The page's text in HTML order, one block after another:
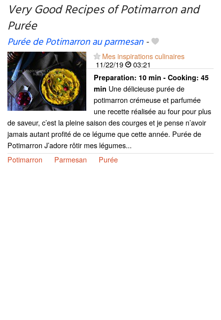
Very Good Recipes of Potimarron and
Purée
Purée de Potimarron au parmesan-
Mes inspirations culinaires
11/22/19
03:21
Preparation: 10 min - Cooking: 45
min Une délicieuse purée de
potimarron crémeuse et parfumée
une recette réalisée au four pour plus
de saveur, c’est la pleine saison des courges et je pense n’avoir
jamais autant profité de ce légume que cette année. Purée de
Potimarron J’adore rôtir mes légumes...
Potimarron
Parmesan Purée